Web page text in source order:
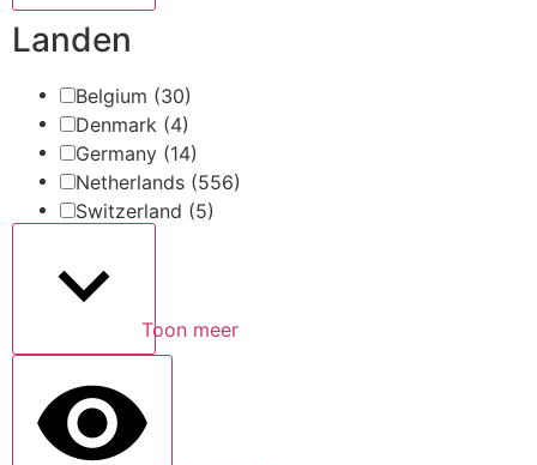
Landen
Belgium (30)
Denmark (4)
Germany (14)
Netherlands (556)
Switzerland (5)
Toon meer